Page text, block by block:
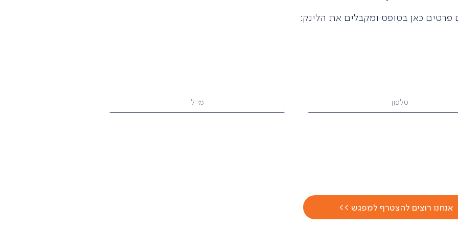
פרטים כאן בטופס ומקבלים את הלינק:
אנחנו רוצים להצטרף למפגש >>